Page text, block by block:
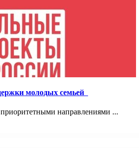
молодых семьей
направлениями ...